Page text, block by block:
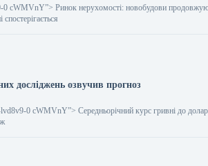
cWMVnY”> Ринок нерухомості: новобудови
досліджень озвучив прогноз
0 cWMVnY”> Середньорічний курс гривні до